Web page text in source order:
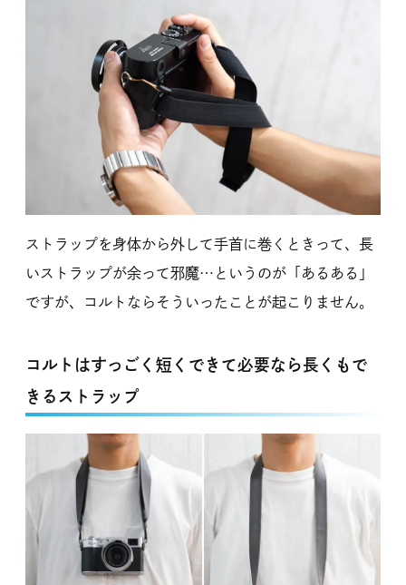
ストラップを身体から外して手首に巻くときって、長
いストラップが余って邪魔…というのが「あるある」
ですが、コルトならそういったことが起こりません。
コルトはすっごく短くできて必要なら長くもで
きるストラップ